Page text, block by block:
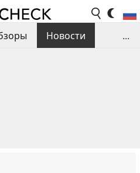
Новости
...